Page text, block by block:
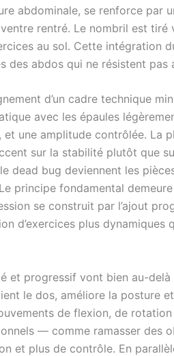
abdominale, se renforce par
rentré. Le nombril est tiré
au sol. Cette intégration
des abdos qui ne résistent pas
d’un cadre technique
avec les épaules
et une amplitude contrôlée. La
sur la stabilité plutôt que
dead bug deviennent les
principe fondamental
se construit par l’ajout
d’exercices plus
et progressif vont bien au-
le dos, améliore la posture
de flexion, de
— comme ramasser des
et plus de contrôle. En